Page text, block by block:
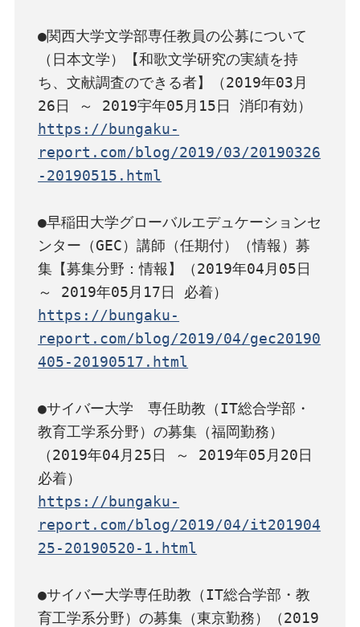
●関西大学文学部専任教員の公募について
（日本文学）【和歌文学研究の実績を持
ち、文献調査のできる者】（2019年03月
https://bungaku-
report.com/blog/2019/03/20190326
-20190515.html
●早稲田大学グローバルエデュケーションセ
ンター（GEC）講師（任期付）（情報）募
集【募集分野：情報】（2019年04月05日
https://bungaku-
report.com/blog/2019/04/gec20190
405-20190517.html
●サイバー大学　専任助教（IT総合学部・
教育工学系分野）の募集（福岡勤務）
（2019年04月25日 ～ 2019年05月20日
https://bungaku-
report.com/blog/2019/04/it201904
25-20190520-1.html
●サイバー大学専任助教（IT総合学部・教
育工学系分野）の募集（東京勤務）（2019